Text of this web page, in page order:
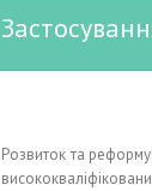
Розвиток та